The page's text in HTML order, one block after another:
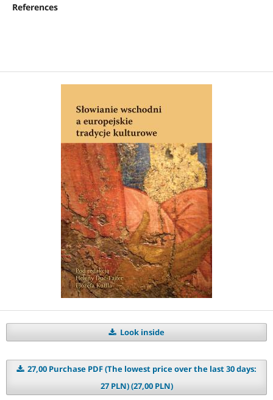
References
Look inside
27,00 Purchase PDF (The lowest price over the last 30 days:
27 PLN) (27,00 PLN)